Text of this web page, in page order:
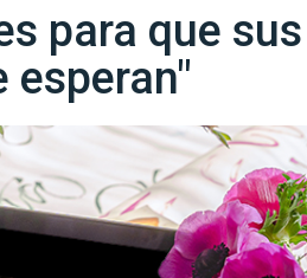
para que sus
esperan"